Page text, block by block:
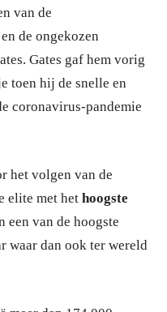
van de
de ongekozen
Gates gaf hem vorig
toen hij de snelle en
coronavirus-pandemie
het volgen van de
elite met het hoogste
een van de hoogste
waar dan ook ter wereld